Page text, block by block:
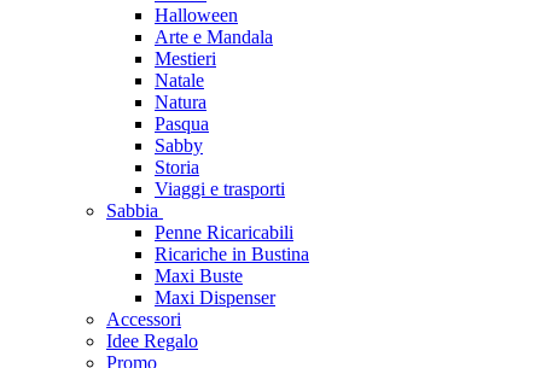
Halloween
Arte e Mandala
Mestieri
Natale
Natura
Pasqua
Sabby
Storia
Viaggi e trasporti
Sabbia
Penne Ricaricabili
Ricariche in Bustina
Maxi Buste
Maxi Dispenser
Accessori
Idee Regalo
Promo